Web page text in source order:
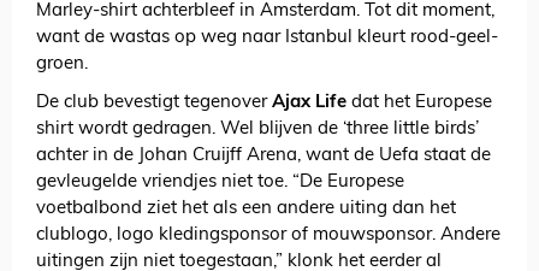
Marley-shirt achterbleef in Amsterdam. Tot dit moment,
want de wastas op weg naar Istanbul kleurt rood-geel-
groen.
De club bevestigt tegenoverAjax Life dat het Europese
shirt wordt gedragen. Wel blijven de ‘three little birds’
achter in de Johan Cruijff Arena, want de Uefa staat de
gevleugelde vriendjes niet toe. “De Europese
voetbalbond ziet het als een andere uiting dan het
clublogo, logo kledingsponsor of mouwsponsor. Andere
uitingen zijn niet toegestaan,” klonk het eerder al